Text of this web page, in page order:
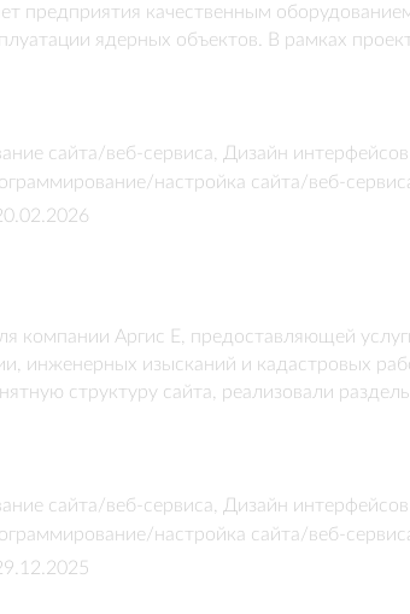
предприятия качественным
ядерных объектов. В рамках
о компании, обеспечили удобные формы
сайта/веб-сервиса, Дизайн
настройка сайта/веб-
компании Аргис Е, предоставляющей
инженерных изысканий и кадастровых
структуру сайта, реализовали
сайта/веб-сервиса, Дизайн
настройка сайта/веб-